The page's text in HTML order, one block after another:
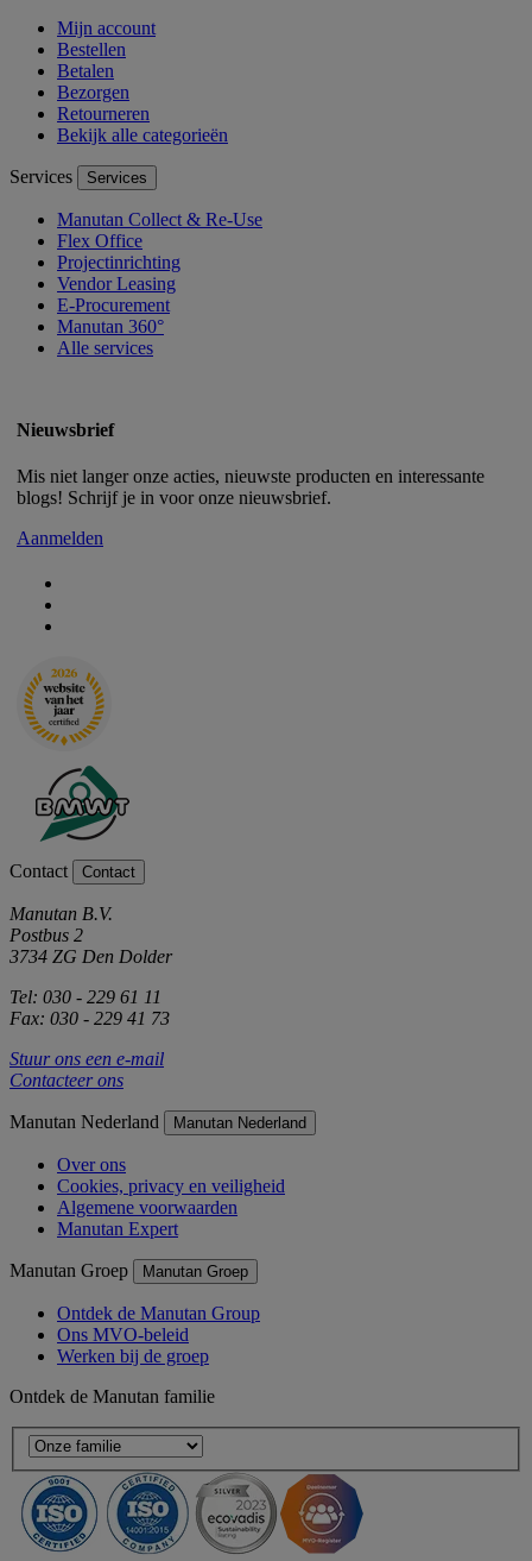
Mijn account
Bestellen
Betalen
Bezorgen
Retourneren
Bekijk alle categorieën
Services Services
Manutan Collect & Re-Use
Flex Office
Projectinrichting
Vendor Leasing
E-Procurement
Manutan 360°
Alle services
Nieuwsbrief
Mis niet langer onze acties, nieuwste producten en interessante
blogs! Schrijf je in voor onze nieuwsbrief.
Aanmelden
Contact Contact
Manutan B.V.
Postbus 2
3734 ZG Den Dolder
Tel: 030 - 229 61 11
Fax: 030 - 229 41 73
Stuur ons een e-mail
Contacteer ons
Manutan Nederland Manutan Nederland
Over ons
Cookies, privacy en veiligheid
Algemene voorwaarden
Manutan Expert
Manutan Groep Manutan Groep
Ontdek de Manutan Group
Ons MVO-beleid
Werken bij de groep
Ontdek de Manutan familie